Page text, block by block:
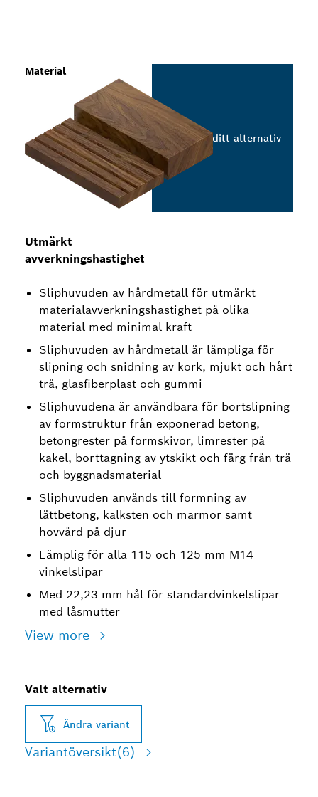
Utmärkt
avverkningshastighet
Sliphuvuden av hårdmetall för utmärkt
materialavverkningshastighet på olika
material med minimal kraft
Sliphuvuden av hårdmetall är lämpliga för
slipning och snidning av kork, mjukt och hårt
trä, glasfiberplast och gummi
Sliphuvudena är användbara för bortslipning
av formstruktur från exponerad betong,
betongrester på formskivor, limrester på
kakel, borttagning av ytskikt och färg från trä
och byggnadsmaterial
Sliphuvuden används till formning av
lättbetong, kalksten och marmor samt
hovvård på djur
Lämplig för alla 115 och 125 mm M14
vinkelslipar
Med 22,23 mm hål för standardvinkelslipar
med låsmutter
View more
Material
Välj ditt alternativ
Valt alternativ
Ändra variant
Variantöversikt(6)